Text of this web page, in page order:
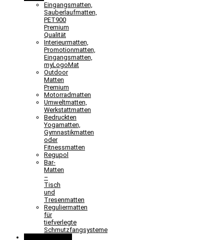
Eingangsmatten,
Sauberlaufmatten,
PET900
Premium
Qualität
Interieurmatten,
Promotionmatten,
Eingangsmatten,
myLogoMat
Outdoor
Matten
Premium
Motorradmatten
Umweltmatten,
Werkstattmatten
Bedruckten
Yogamatten,
Gymnastikmatten
oder
Fitnessmatten
Regupol
Bar-
Matten
–
Tisch
und
Tresenmatten
Reguliermatten
für
tiefverlegte
Schmutzfangsysteme